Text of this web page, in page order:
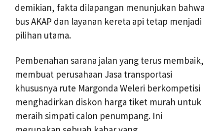
demikian, fakta dilapangan menunjukan bahwa
bus AKAP dan layanan kereta api tetap menjadi
pilihan utama.
Pembenahan sarana jalan yang terus membaik,
membuat perusahaan Jasa transportasi
khususnya rute Margonda Weleri berkompetisi
menghadirkan diskon harga tiket murah untuk
meraih simpati calon penumpang. Ini